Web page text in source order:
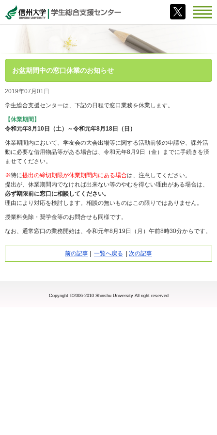
お盆期間中の窓口休業のお知らせ
2019年07月01日
学生総合支援センターは、下記の日程で窓口業務を休業します。
【休業期間】
令和元年8月10日（土）～令和元年8月18日（日）
休業期間内において、学友会の大会出場等に関する活動前後の申請や、課外活
動に必要な借用物品等がある場合は、令和元年8月9日（金）までに手続きを済
ませてください。
※特に提出の締切期限が休業期間内にある場合は、注意してください。
提出が、休業期間内でなければ出来ない等のやむを得ない理由がある場合は、
必ず期限前に窓口に相談してください。
理由により対応を検討します。相談の無いものはこの限りではありません。
授業料免除・奨学金等のお問合せも同様です。
なお、通常窓口の業務開始は、令和元年8月19日（月）午前8時30分からです。
前の記事 | 一覧へ戻る | 次の記事